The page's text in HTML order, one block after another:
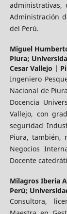
administrativas,
Administración
del Perú.
Miguel
Piura;
Cesar Vallejo |
Ingeniero
Nacional de
Docencia
Vallejo, con
seguridad
Piura, también,
Negocios
Docente
Milagros Iberia
Perú;
Consultora,